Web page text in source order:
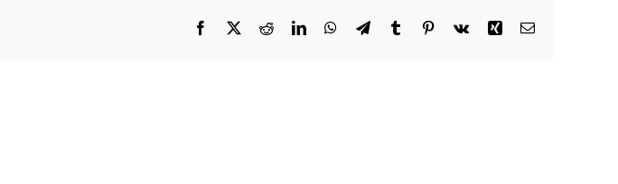
Facebook
X RedditLinkedInWhatsApp
TelegramTumblr Pinterest
Vk Xing Email